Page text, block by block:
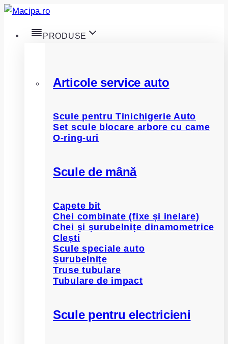
Skip
content
PRODUSE
Articole service auto
Scule pentru Tinichigerie Auto
Set scule blocare arbore cu came
O-ring-uri
Scule de mână
Capete bit
Chei combinate (fixe și inelare)
Chei și șurubelnițe dinamometrice
Clești
Scule speciale auto
Șurubelnițe
Truse tubulare
Tubulare de impact
Scule pentru electricieni